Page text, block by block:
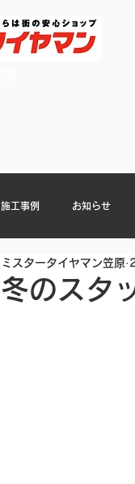
施工事例 お知らせ
冬のスタ
ミスタータイヤマン笠原